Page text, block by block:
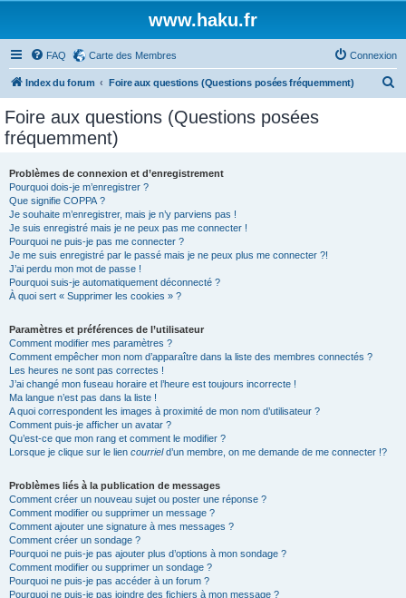
www.haku.fr
FAQ Carte des Membres Connexion
Index du forum Foire aux questions (Questions posées fréquemment)
Foire aux questions (Questions posées
fréquemment)
Problèmes de connexion et d’enregistrement
Pourquoi dois-je m’enregistrer ?
Que signifie COPPA ?
Je souhaite m’enregistrer, mais je n’y parviens pas !
Je suis enregistré mais je ne peux pas me connecter !
Pourquoi ne puis-je pas me connecter ?
Je me suis enregistré par le passé mais je ne peux plus me connecter ?!
J’ai perdu mon mot de passe !
Pourquoi suis-je automatiquement déconnecté ?
À quoi sert « Supprimer les cookies » ?
Paramètres et préférences de l’utilisateur
Comment modifier mes paramètres ?
Comment empêcher mon nom d’apparaître dans la liste des membres connectés ?
Les heures ne sont pas correctes !
J’ai changé mon fuseau horaire et l’heure est toujours incorrecte !
Ma langue n’est pas dans la liste !
A quoi correspondent les images à proximité de mon nom d’utilisateur ?
Comment puis-je afficher un avatar ?
Qu’est-ce que mon rang et comment le modifier ?
Lorsque je clique sur le lien courrield’un membre, on me demande de me connecter !?
Problèmes liés à la publication de messages
Comment créer un nouveau sujet ou poster une réponse ?
Comment modifier ou supprimer un message ?
Comment ajouter une signature à mes messages ?
Comment créer un sondage ?
Pourquoi ne puis-je pas ajouter plus d’options à mon sondage ?
Comment modifier ou supprimer un sondage ?
Pourquoi ne puis-je pas accéder à un forum ?
Pourquoi ne puis-je pas joindre des fichiers à mon message ?